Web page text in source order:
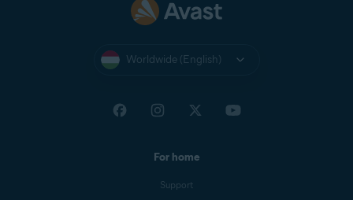
Worldwide (English)
For home
Support